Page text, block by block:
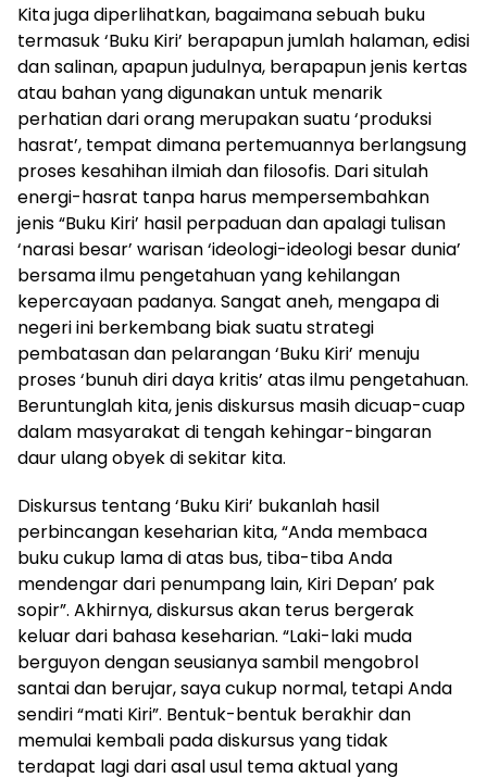
Kita juga diperlihatkan, bagaimana sebuah buku
termasuk ‘Buku Kiri’ berapapun jumlah halaman, edisi
dan salinan, apapun judulnya, berapapun jenis kertas
atau bahan yang digunakan untuk menarik
perhatian dari orang merupakan suatu ‘produksi
hasrat’, tempat dimana pertemuannya berlangsung
proses kesahihan ilmiah dan filosofis. Dari situlah
energi-hasrat tanpa harus mempersembahkan
jenis “Buku Kiri’ hasil perpaduan dan apalagi tulisan
‘narasi besar’ warisan ‘ideologi-ideologi besar dunia’
bersama ilmu pengetahuan yang kehilangan
kepercayaan padanya. Sangat aneh, mengapa di
negeri ini berkembang biak suatu strategi
pembatasan dan pelarangan ‘Buku Kiri’ menuju
proses ‘bunuh diri daya kritis’ atas ilmu pengetahuan.
Beruntunglah kita, jenis diskursus masih dicuap-cuap
dalam masyarakat di tengah kehingar-bingaran
daur ulang obyek di sekitar kita.
Diskursus tentang ‘Buku Kiri’ bukanlah hasil
perbincangan keseharian kita, “Anda membaca
buku cukup lama di atas bus, tiba-tiba Anda
mendengar dari penumpang lain, Kiri Depan’ pak
sopir”. Akhirnya, diskursus akan terus bergerak
keluar dari bahasa keseharian. “Laki-laki muda
berguyon dengan seusianya sambil mengobrol
santai dan berujar, saya cukup normal, tetapi Anda
sendiri “mati Kiri”. Bentuk-bentuk berakhir dan
memulai kembali pada diskursus yang tidak
terdapat lagi dari asal usul tema aktual yang